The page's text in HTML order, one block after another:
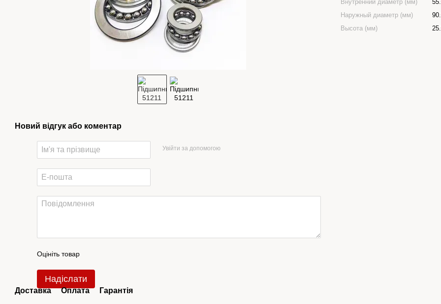
Новий відгук або коментар
Увійти за допомогою
Оцініть товар
Надіслати
Доставка Оплата Гарантія
Внутренний диаметр (мм)
Наружный диаметр (мм)
Высота (мм)